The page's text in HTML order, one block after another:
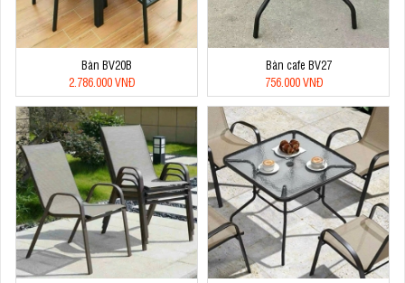
Bàn BV20B
2.786.000 VNĐ
Bàn cafe BV27
756.000 VNĐ